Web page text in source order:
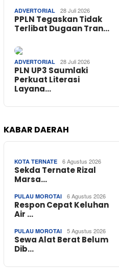
ADVERTORIAL 28 Juli 2026
PPLN Tegaskan Tidak
Terlibat Dugaan Tran…
ADVERTORIAL 28 Juli 2026
PLN UP3 Saumlaki
Perkuat Literasi
Layana…
KABAR DAERAH
KOTA TERNATE 6 Agustus 2026
Sekda Ternate Rizal
Marsa…
PULAU MOROTAI 6 Agustus 2026
Respon Cepat Keluhan
Air …
PULAU MOROTAI 5 Agustus 2026
Sewa Alat Berat Belum
Dib…